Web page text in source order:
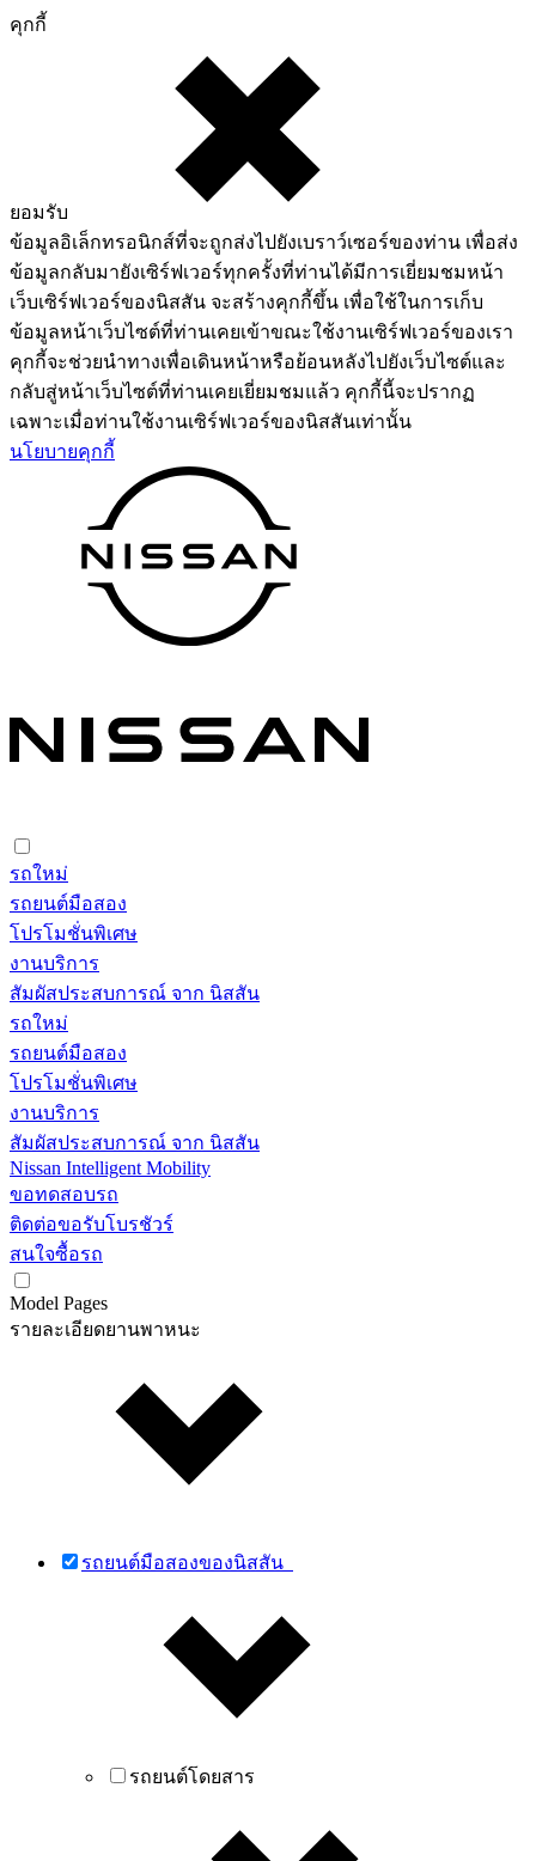
คุกกี้
ยอมรับ
ข้อมูลอิเล็กทรอนิกส์ที่จะถูกส่งไปยังเบราว์เซอร์ของท่าน เพื่อส่ง
ข้อมูลกลับมายังเซิร์ฟเวอร์ทุกครั้งที่ท่านได้มีการเยี่ยมชมหน้า
เว็บเซิร์ฟเวอร์ของนิสสัน จะสร้างคุกกี้ขึ้น เพื่อใช้ในการเก็บ
ข้อมูลหน้าเว็บไซต์ที่ท่านเคยเข้าขณะใช้งานเซิร์ฟเวอร์ของเรา
คุกกี้จะช่วยนำทางเพื่อเดินหน้าหรือย้อนหลังไปยังเว็บไซต์และ
กลับสู่หน้าเว็บไซต์ที่ท่านเคยเยี่ยมชมแล้ว คุกกี้นี้จะปรากฏ
เฉพาะเมื่อท่านใช้งานเซิร์ฟเวอร์ของนิสสันเท่านั้น
นโยบายคุกกี้
รถใหม่
รถยนต์มือสอง
โปรโมชั่นพิเศษ
งานบริการ
สัมผัสประสบการณ์ จาก นิสสัน
รถใหม่
รถยนต์มือสอง
โปรโมชั่นพิเศษ
งานบริการ
สัมผัสประสบการณ์ จาก นิสสัน
Nissan Intelligent Mobility
ขอทดสอบรถ
ติดต่อขอรับโบรชัวร์
สนใจซื้อรถ
Model Pages
รายละเอียดยานพาหนะ
รถยนต์มือสองของนิสสัน
รถยนต์โดยสาร